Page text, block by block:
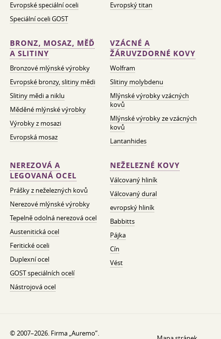
Evropské speciální oceli
Speciální oceli GOST
Evropský titan
BRONZ, MOSAZ, MĚĎ
A SLITINY
Bronzové mlýnské výrobky
Evropské bronzy, slitiny mědi
Slitiny mědi a niklu
Měděné mlýnské výrobky
Výrobky z mosazi
Evropská mosaz
VZÁCNÉ A
ŽÁRUVZDORNÉ KOVY
Wolfram
Slitiny molybdenu
Mlýnské výrobky vzácných
kovů
Mlýnské výrobky ze vzácných
kovů
Lantanhides
NEREZOVÁ A
LEGOVANÁ OCEL
Prášky z neželezných kovů
Nerezové mlýnské výrobky
Tepelně odolná nerezová ocel
Austenitická ocel
Feritické oceli
Duplexní ocel
GOST speciálních ocelí
Nástrojová ocel
NEŽELEZNÉ KOVY
Válcovaný hliník
Válcovaný dural
evropský hliník
Babbitts
Pájka
Cín
Vést
© 2007–2026. Firma „Auremo”.